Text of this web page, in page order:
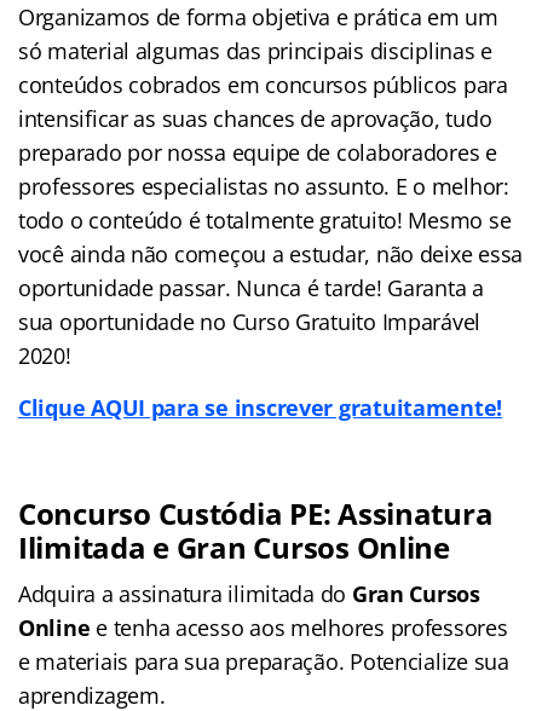
Organizamos de forma objetiva e prática em um
só material algumas das principais disciplinas e
conteúdos cobrados em concursos públicos para
intensificar as suas chances de aprovação, tudo
preparado por nossa equipe de colaboradores e
professores especialistas no assunto. E o melhor:
todo o conteúdo é totalmente gratuito! Mesmo se
você ainda não começou a estudar, não deixe essa
oportunidade passar. Nunca é tarde! Garanta a
sua oportunidade no Curso Gratuito Imparável
2020!
Clique AQUI para se inscrever gratuitamente!
Concurso Custódia PE: Assinatura
Ilimitada e Gran Cursos Online
Adquira a assinatura ilimitada do Gran Cursos
Online e tenha acesso aos melhores professores
e materiais para sua preparação. Potencialize sua
aprendizagem.